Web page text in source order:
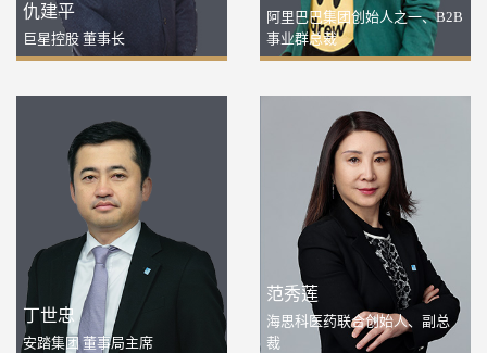
仇建平
巨星控股 董事长
阿里巴巴集团创始人之一、B2B
事业群总裁
丁世忠
安踏集团 董事局主席
范秀莲
海思科医药联合创始人、副总
裁